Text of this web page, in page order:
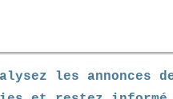
les annonces